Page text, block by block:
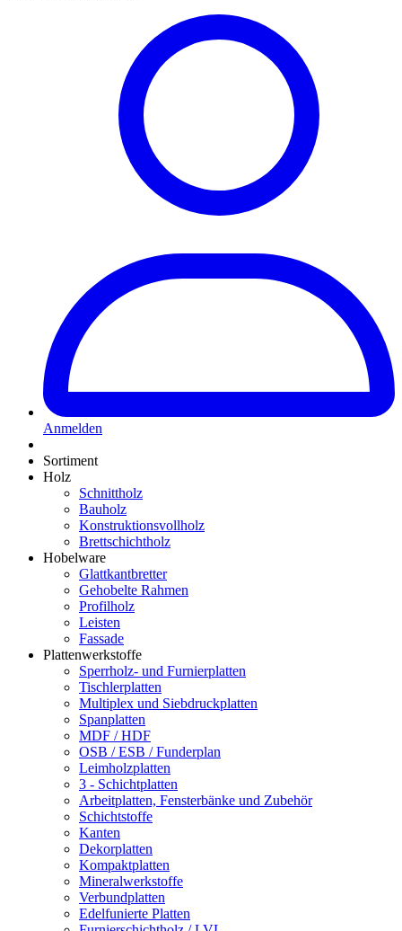
Anmelden
Sortiment
Holz
Schnittholz
Bauholz
Konstruktionsvollholz
Brettschichtholz
Hobelware
Glattkantbretter
Gehobelte Rahmen
Profilholz
Leisten
Fassade
Plattenwerkstoffe
Sperrholz- und Furnierplatten
Tischlerplatten
Multiplex und Siebdruckplatten
Spanplatten
MDF / HDF
OSB / ESB / Funderplan
Leimholzplatten
3 - Schichtplatten
Arbeitplatten, Fensterbänke und Zubehör
Schichtstoffe
Kanten
Dekorplatten
Kompaktplatten
Mineralwerkstoffe
Verbundplatten
Edelfunierte Platten